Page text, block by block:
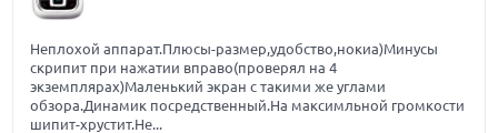
Неплохой аппарат.Плюсы-размер,удобство,нокиа)Минусы
скрипит при нажатии вправо(проверял на 4
экземплярах)Маленький экран с такими же углами
обзора.Динамик посредственный.На максимльной громкости
шипит-хрустит.Не...